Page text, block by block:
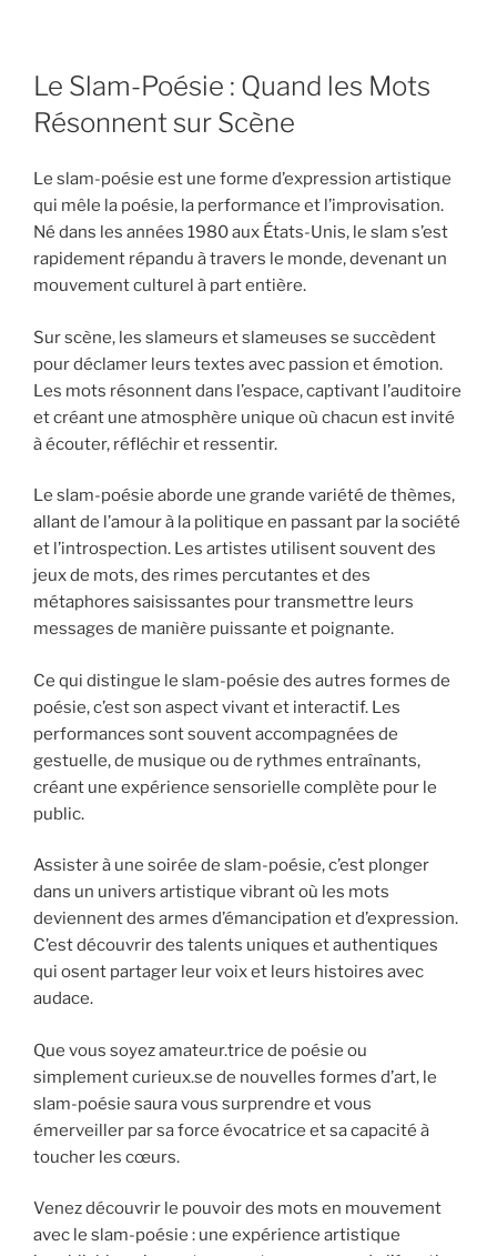
Le Slam-Poésie : Quand les Mots
Résonnent sur Scène
Le slam-poésie est une forme d’expression artistique
qui mêle la poésie, la performance et l’improvisation.
Né dans les années 1980 aux États-Unis, le slam s’est
rapidement répandu à travers le monde, devenant un
mouvement culturel à part entière.
Sur scène, les slameurs et slameuses se succèdent
pour déclamer leurs textes avec passion et émotion.
Les mots résonnent dans l’espace, captivant l’auditoire
et créant une atmosphère unique où chacun est invité
à écouter, réfléchir et ressentir.
Le slam-poésie aborde une grande variété de thèmes,
allant de l’amour à la politique en passant par la société
et l’introspection. Les artistes utilisent souvent des
jeux de mots, des rimes percutantes et des
métaphores saisissantes pour transmettre leurs
messages de manière puissante et poignante.
Ce qui distingue le slam-poésie des autres formes de
poésie, c’est son aspect vivant et interactif. Les
performances sont souvent accompagnées de
gestuelle, de musique ou de rythmes entraînants,
créant une expérience sensorielle complète pour le
public.
Assister à une soirée de slam-poésie, c’est plonger
dans un univers artistique vibrant où les mots
deviennent des armes d’émancipation et d’expression.
C’est découvrir des talents uniques et authentiques
qui osent partager leur voix et leurs histoires avec
audace.
Que vous soyez amateur.trice de poésie ou
simplement curieux.se de nouvelles formes d’art, le
slam-poésie saura vous surprendre et vous
émerveiller par sa force évocatrice et sa capacité à
toucher les cœurs.
Venez découvrir le pouvoir des mots en mouvement
avec le slam-poésie : une expérience artistique